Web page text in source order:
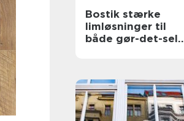
Bostik stærke
limløsninger til
både gør-det-selv